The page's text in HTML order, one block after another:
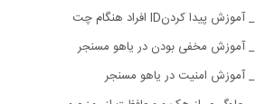
_ آموزش پیدا کردنID افراد هنگام چت
_ آموزش مخفی بودن در یاهو مسنجر
_ آموزش امنیت در یاهو مسنجر